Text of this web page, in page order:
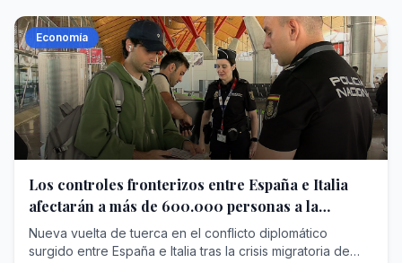
Economía
Los controles fronterizos entre España e Italia
afectarán a más de 600.000 personas a la
semana
Nueva vuelta de tuerca en el conflicto diplomático
surgido entre España e Italia tras la crisis migratoria de